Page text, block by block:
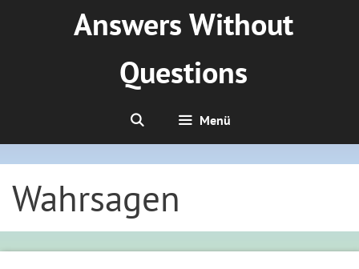
Answers Without
Questions
Menü
Wahrsagen